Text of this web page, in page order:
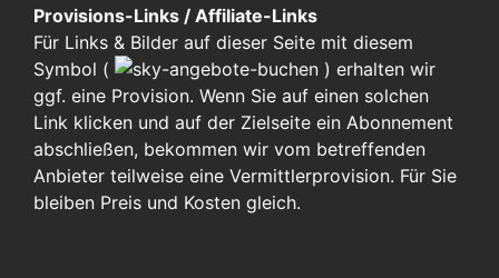
Provisions-Links / Affiliate-Links
Für Links & Bilder auf dieser Seite mit diesem
Symbol (
) erhalten wir
ggf. eine Provision. Wenn Sie auf einen solchen
Link klicken und auf der Zielseite ein Abonnement
abschließen, bekommen wir vom betreffenden
Anbieter teilweise eine Vermittlerprovision. Für Sie
bleiben Preis und Kosten gleich.